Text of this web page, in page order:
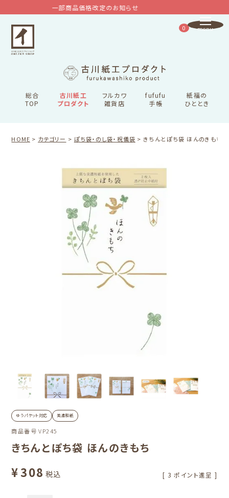
一部商品価格改定のお知らせ
総合
TOP
古川紙工
プロダクト
フルカワ
雑貨店
fufufu
手帳
紙福の
ひととき
0
HOME カテゴリー ぽち袋・のし袋・祝儀袋 きちんとぽち袋 ほんのきもち
ゆうパケット対応 美濃和紙
商品番号 VP245
きちんとぽち袋 ほんのきもち
¥308 税込 [ 3 ポイント進呈 ]